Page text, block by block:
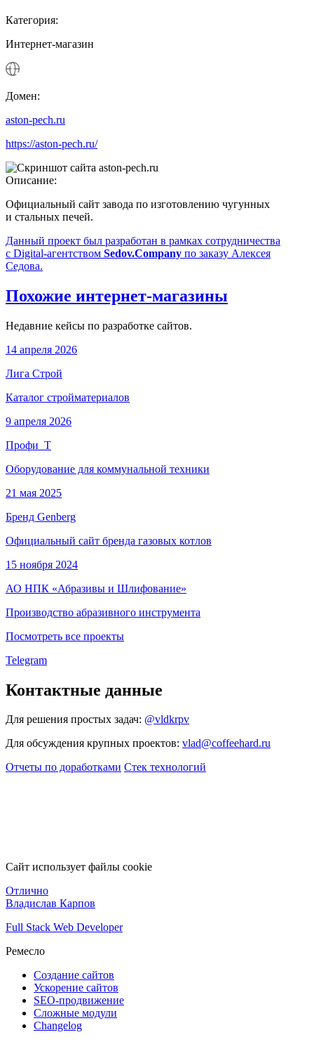
Категория:
Интернет-магазин
Домен:
aston-pech.ru
https://aston-pech.ru/
Описание:
Официальный сайт завода по изготовлению чугунных
и стальных печей.
Данный проект был разработан в рамках сотрудничества
с Digital-агентством Sedov.Company по заказу Алексея
Седова.
Похожие интернет-магазины
Недавние кейсы по разработке сайтов.
14 апреля 2026
Лига Строй
Каталог стройматериалов
9 апреля 2026
Профи_Т
Оборудование для коммунальной техники
21 мая 2025
Бренд Genberg
Официальный сайт бренда газовых котлов
15 ноября 2024
АО НПК «Абразивы и Шлифование»
Производство абразивного инструмента
Посмотреть все проекты
Telegram
Контактные данные
Для решения простых задач: @vldkrpv
Для обсуждения крупных проектов: vlad@coffeehard.ru
Отчеты по доработками Стек технологий
Сайт использует файлы cookie
Отлично
Владислав Карпов
Full Stack Web Developer
Ремесло
Создание сайтов
Ускорение сайтов
SEO-продвижение
Сложные модули
Changelog